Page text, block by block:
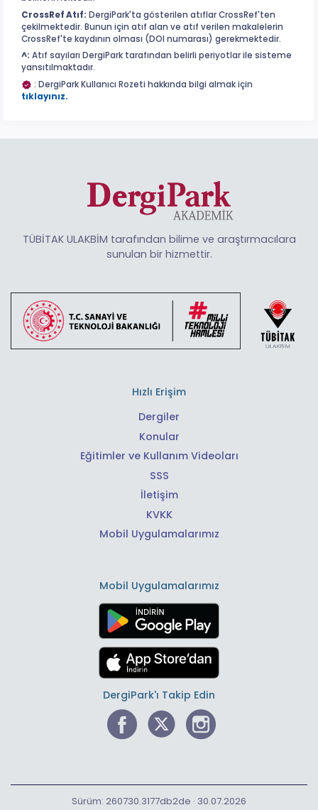
CrossRef Atıf: DergiPark'ta gösterilen atıflar CrossRef'ten
çekilmektedir. Bunun için atıf alan ve atıf verilen makalelerin
CrossRef'te kaydının olması (DOI numarası) gerekmektedir.
^: Atıf sayıları DergiPark tarafından belirli periyotlar ile sisteme
yansıtılmaktadır.
: DergiPark Kullanıcı Rozeti hakkında bilgi almak için
tıklayınız.
TÜBİTAK ULAKBİM tarafından bilime ve araştırmacılara
sunulan bir hizmettir.
Hızlı Erişim
Dergiler
Konular
Eğitimler ve Kullanım Videoları
SSS
İletişim
KVKK
Mobil Uygulamalarımız
Mobil Uygulamalarımız
DergiPark'ı Takip Edin
Sürüm: 260730.3177db2de · 30.07.2026